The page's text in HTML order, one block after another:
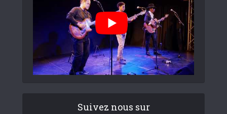
Suivez nous sur